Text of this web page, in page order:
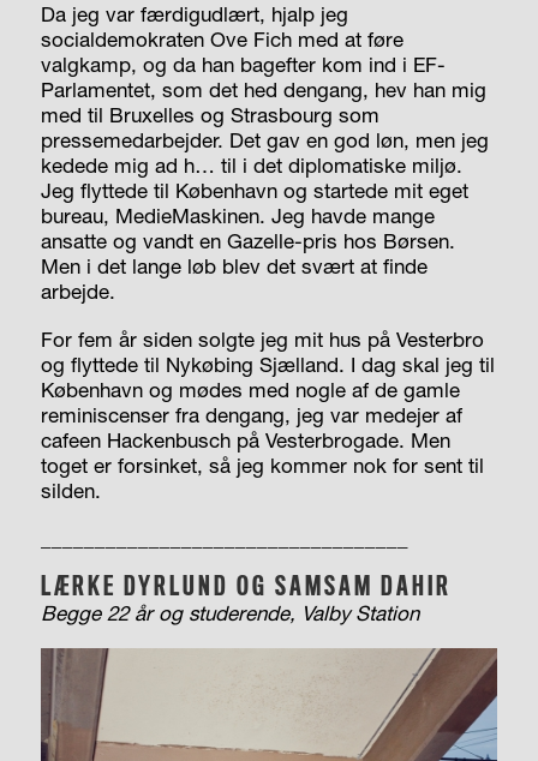
Da jeg var færdigudlært, hjalp jeg
socialdemokraten Ove Fich med at føre
valgkamp, og da han bagefter kom ind i EF-
Parlamentet, som det hed dengang, hev han mig
med til Bruxelles og Strasbourg som
pressemedarbejder. Det gav en god løn, men jeg
kedede mig ad h… til i det diplomatiske miljø.
Jeg flyttede til København og startede mit eget
bureau, MedieMaskinen. Jeg havde mange
ansatte og vandt en Gazelle-pris hos Børsen.
Men i det lange løb blev det svært at finde
arbejde.
For fem år siden solgte jeg mit hus på Vesterbro
og flyttede til Nykøbing Sjælland. I dag skal jeg til
København og mødes med nogle af de gamle
reminiscenser fra dengang, jeg var medejer af
cafeen Hackenbusch på Vesterbrogade. Men
toget er forsinket, så jeg kommer nok for sent til
silden.
LÆRKE DYRLUND OG SAMSAM DAHIR
Begge 22 år og studerende, Valby Station